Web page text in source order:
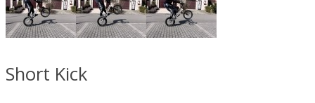
Short Kick